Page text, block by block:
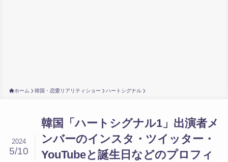
ホーム 韓国・恋愛リアリティショー ハートシグナル
韓国「ハートシグナル1」出演者メ
ンバーのインスタ・ツイッター・
YouTubeと誕生日などのプロフィ
2024
5/10